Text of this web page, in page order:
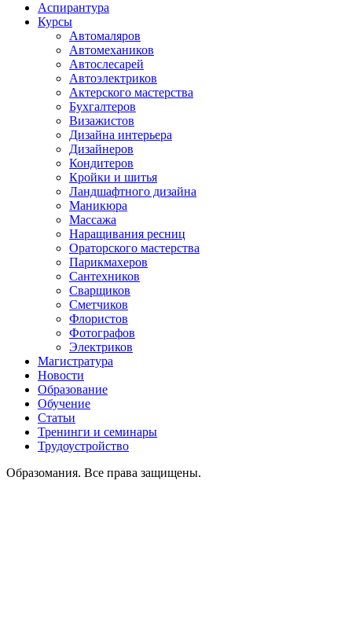
Аспирантура
Курсы
Автомаляров
Автомехаников
Автослесарей
Автоэлектриков
Актерского мастерства
Бухгалтеров
Визажистов
Дизайна интерьера
Дизайнеров
Кондитеров
Кройки и шитья
Ландшафтного дизайна
Маникюра
Массажа
Наращивания ресниц
Ораторского мастерства
Парикмахеров
Сантехников
Сварщиков
Сметчиков
Флористов
Фотографов
Электриков
Магистратура
Новости
Образование
Обучение
Статьи
Тренинги и семинары
Трудоустройство
Образомания. Все права защищены.